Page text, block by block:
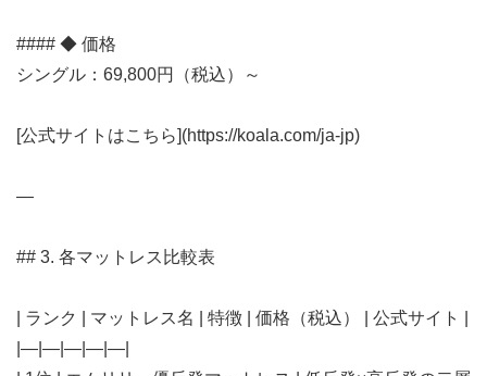
#### ◆ 価格
シングル：69,800円（税込）～
[公式サイトはこちら](https://koala.com/ja-jp)
—
## 3. 各マットレス比較表
| ランク | マットレス名 | 特徴 | 価格（税込） | 公式サイト |
|—|—|—|—|—|